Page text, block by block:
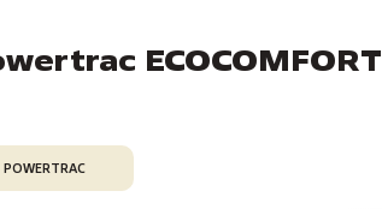
ECOCOMFORT
POWERTRAC